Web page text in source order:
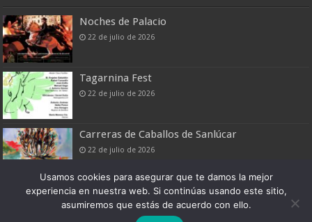
Noches de Palacio
22 de julio de 2026
Tagarnina Fest
22 de julio de 2026
Carreras de Caballos de Sanlúcar
22 de julio de 2026
Boletín Digital de Noticias Turísticas
Usamos cookies para asegurar que te damos la mejor
experiencia en nuestra web. Si continúas usando este sitio,
asumiremos que estás de acuerdo con ello.